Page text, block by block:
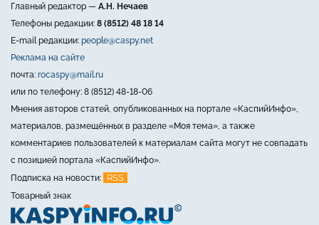
Главный редактор — А.Н. Нечаев
Телефоны редакции: 8 (8512) 48 18 14
E-mail редакции: people@caspy.net
Реклама на сайте
почта: rocaspy@mail.ru
или по телефону: 8 (8512) 48-18-06
Мнения авторов статей, опубликованных на портале «КаспийИнфо»,
материалов, размещённых в разделе «Моя тема», а также
комментариев пользователей к материалам сайта могут не совпадать
с позицией портала «КаспийИнфо».
Подписка на новости:
RSS
Товарный знак